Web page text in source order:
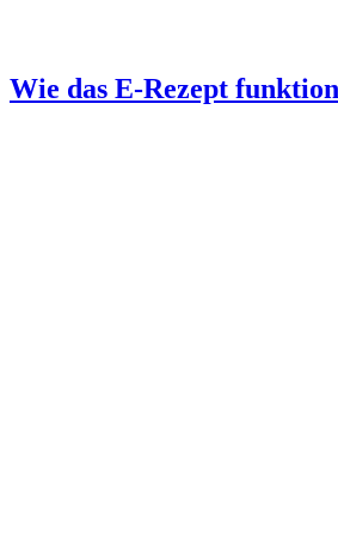
Wie das E-Rezept